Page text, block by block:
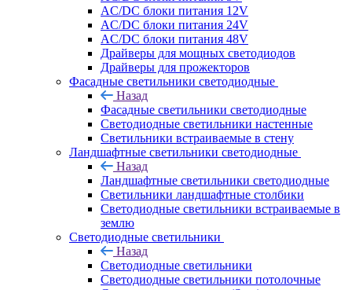
AC/DC блоки питания 12V
AC/DC блоки питания 24V
AC/DC блоки питания 48V
Драйверы для мощных светодиодов
Драйверы для прожекторов
Фасадные светильники светодиодные
Назад
Фасадные светильники светодиодные
Светодиодные светильники настенные
Светильники встраиваемые в стену
Ландшафтные светильники светодиодные
Назад
Ландшафтные светильники светодиодные
Светильники ландшафтные столбики
Светодиодные светильники встраиваемые в
землю
Светодиодные светильники
Назад
Светодиодные светильники
Светодиодные светильники потолочные